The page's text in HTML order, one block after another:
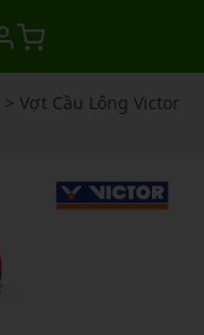
> Vợt Cầu Lông Victor